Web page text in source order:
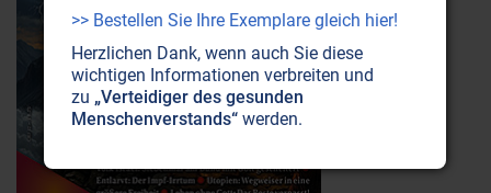
>> Bestellen Sie Ihre Exemplare gleich hier!
Herzlichen Dank, wenn auch Sie diese
wichtigen Informationen verbreiten und
zu „Verteidiger des gesunden
Menschenverstands“ werden.